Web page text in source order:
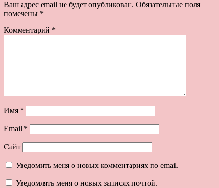
Ваш адрес email не будет опубликован. Обязательные поля
помечены *
Комментарий *
Имя *
Email *
Сайт
Уведомить меня о новых комментариях по email.
Уведомлять меня о новых записях почтой.